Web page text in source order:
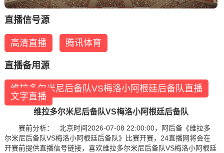
直播信号源
高清直播 腾讯体育
直播备用源
维拉多尔米尼后备队VS梅洛小阿根廷后备队直播
文字直播
维拉多尔米尼后备队VS梅洛小阿根廷后备队
赛前分析： 北京时间2026-07-08 22:00:00，阿后备《维拉多
尔米尼后备队VS梅洛小阿根廷后备队》比赛开赛，24直播网将会在
开赛前提供直播信号链接，喜欢维拉多尔米尼后备队VS梅洛小阿根廷